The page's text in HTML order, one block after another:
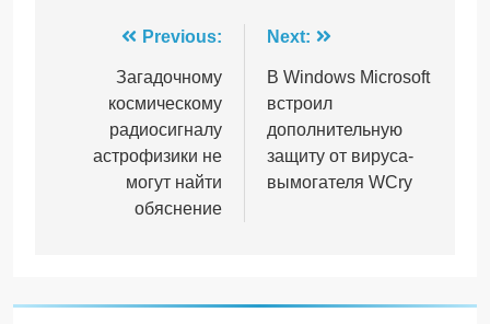
Навігація
записів
Previous:
Загадочному
космическому
радиосигналу
астрофизики не
могут найти
обяснение
Next:
В Windows Microsoft
встроил
дополнительную
защиту от вируса-
вымогателя WCry